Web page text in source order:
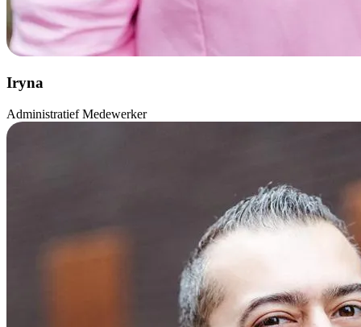
Iryna
Administratief Medewerker